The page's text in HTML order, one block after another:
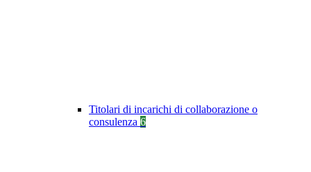
Titolari di incarichi di collaborazione o
consulenza 6